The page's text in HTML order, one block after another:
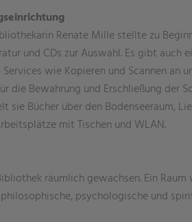
Renate Mille stellte zu
und CDs zur Auswahl. Es gibt auch
wie Kopieren und Scannen an
die Bewahrung und Erschließung der
sie Bücher über den Bodenseeraum,
mit Tischen und WLAN.
räumlich gewachsen. Ein
psychologische und